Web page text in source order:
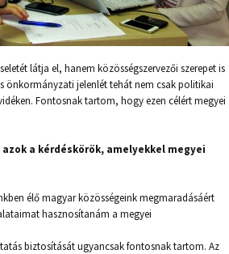
látja el, hanem közösségszervezői szerepet is
önkormányzati jelenlét tehát nem csak politikai
Fontosnak tartom, hogy ezen célért megyei
a kérdéskörök, amelyekkel megyei
élő magyar közösségeink megmaradásáért
hasznosítanám a megyei
biztosítását ugyancsak fontosnak tartom. Az